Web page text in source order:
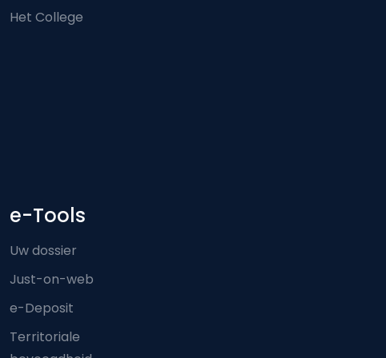
Het College
e-Tools
Uw dossier
Just-on-web
e-Deposit
Territoriale